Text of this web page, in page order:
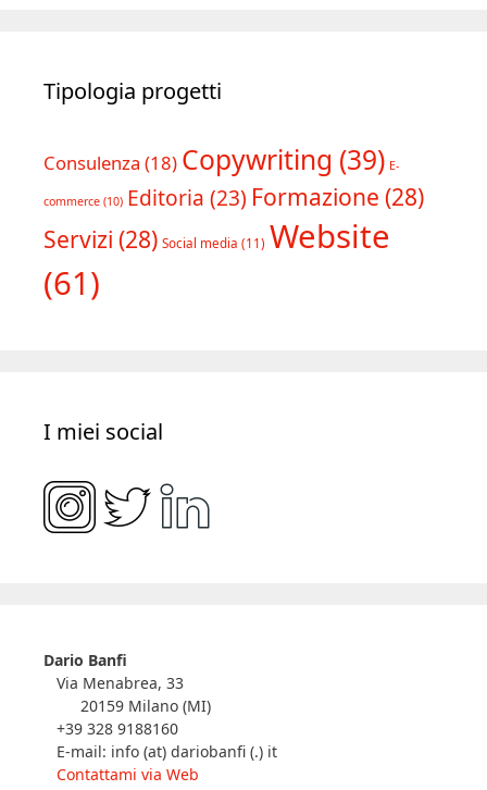
Tipologia progetti
Consulenza (18) Copywriting (39) E-
commerce (10) Editoria (23) Formazione (28)
Servizi (28) Social media (11) Website
(61)
I miei social
Dario Banfi
Via Menabrea, 33
20159 Milano (MI)
+39 328 9188160
E-mail: info (at) dariobanfi (.) it
Contattami via Web